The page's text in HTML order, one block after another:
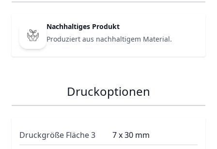
Nachhaltiges Produkt
Produziert aus nachhaltigem Material.
Druckoptionen
Druckgröße Fläche 3
7 x 30 mm